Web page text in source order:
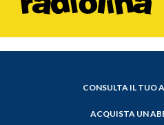
CONSULTA IL TUO
ACQUISTA UN